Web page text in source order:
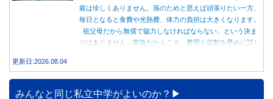
庭は珍しくありません。孫のためと思えば頑張りたい一方、
毎日となると食費や光熱費、体力の負担は大きくなります。
祖父母だから無償で協力しなければならない、という決ま
りはありません。家族だからこそ、費用と役割を早めに話し
更新日:2026.08.04
みんなと同じ私立中学がよいのか？